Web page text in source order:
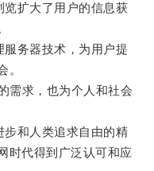
扩大了用户的信息获
务器技术，为用户提
。
求，也为个人和社会
和人类追求自由的精
时代得到广泛认可和应